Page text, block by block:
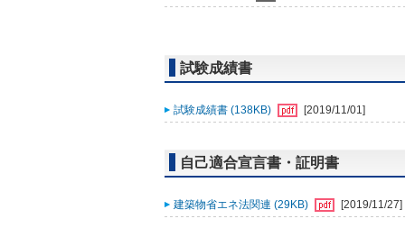
試験成績書
試験成績書 (138KB) [2019/11/01]
自己適合宣言書・証明書
建築物省エネ法関連 (29KB) [2019/11/27]